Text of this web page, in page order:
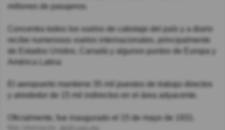
millones de pasajeros.
Concentra todos los vuelos de cabotaje del país y a diario
recibe numerosos vuelos internacionales, principalmente
de Estados Unidos, Canadá y algunos puntos de Europa y
América Latina
El aeropuerto mantiene 35 mil puestos de trabajo directos
y alrededor de 15 mil indirectos en el área adyacente.
Oficialmente, fue inaugurado el 15 de mayo de 1931.